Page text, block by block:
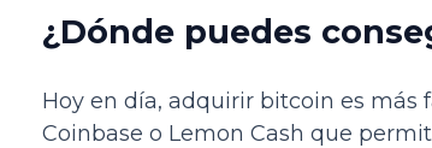
¿Dónde puedes
Hoy en día, adquirir bitcoin es más
Coinbase o Lemon Cash que